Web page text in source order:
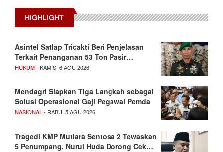
HIGHLIGHT
Asintel Satlap Tricakti Beri Penjelasan
Terkait Penanganan 53 Ton Pasir…
HUKUM- KAMIS, 6 AGU 2026
Mendagri Siapkan Tiga Langkah sebagai
Solusi Operasional Gaji Pegawai Pemda
NASIONAL - RABU, 5 AGU 2026
Tragedi KMP Mutiara Sentosa 2 Tewaskan
5 Penumpang, Nurul Huda Dorong Cek…